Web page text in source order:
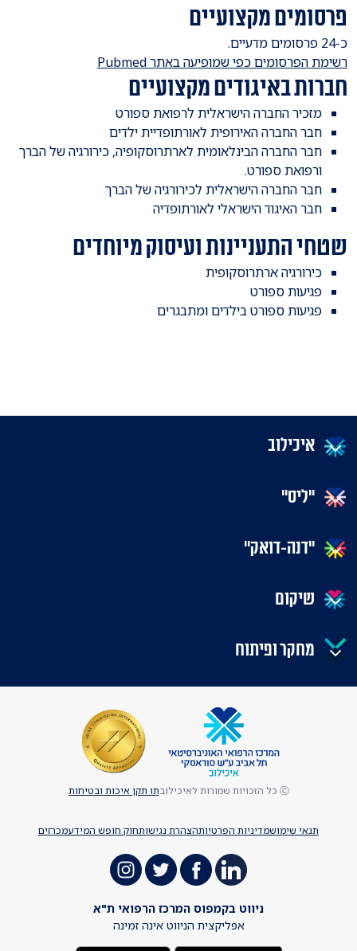
פרסומים מקצועיים
כ-24 פרסומים מדעיים.
רשימת הפרסומים כפי שמופיעה באתר Pubmed
חברות באיגודים מקצועיים
מזכיר החברה הישראלית לרפואת ספורט
חבר החברה האירופית לאורתופדיית ילדים
חבר החברה הבינלאומית לארתרוסקופיה, כירורגיה של הברך
ורפואת ספורט.
חבר החברה הישראלית לכירורגיה של הברך
חבר האיגוד הישראלי לאורתופדיה
שטחי התעניינות ועיסוק מיוחדים
כירורגיה ארתרוסקופית
פגיעות ספורט
פגיעות ספורט בילדים ומתבגרים
איכילוב
"ליס"
"דנה-דואק"
שיקום
מחקר ופיתוח
תנאי שימושמדיניות הפרטיותהצהרת נגישותחוק חופש המידעמכרזים
Ⓒ כל הזכויות שמורות לאיכילוב תו תקן איכות ובטיחות
ניווט בקמפוס המרכז הרפואי ת"א
אפליקצית הניווט אינה זמינה